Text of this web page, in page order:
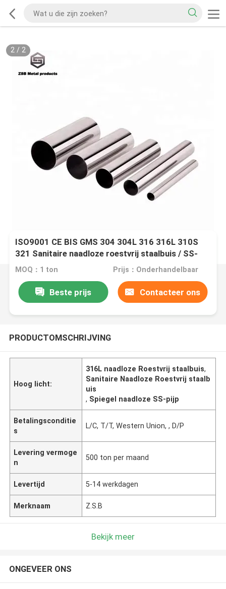
2/ 2
ISO9001 CE BIS GMS 304 304L 316 316L 310S
321 Sanitaire naadloze roestvrij staalbuis / SS-
buis
MOQ：1 ton Prijs：Onderhandelbaar
Beste prijs Contacteer ons
PRODUCTOMSCHRIJVING
Hoog licht:
316L naadloze Roestvrij staalbuis,
Sanitaire Naadloze Roestvrij staalb
uis
, Spiegel naadloze SS-pijp
Betalingsconditie
s
L/C, T/T, Western Union, , D/P
Levering vermoge
n
500 ton per maand
Levertijd 5-14 werkdagen
Merknaam Z.S.B
Bekijk meer
ONGEVEER ONS